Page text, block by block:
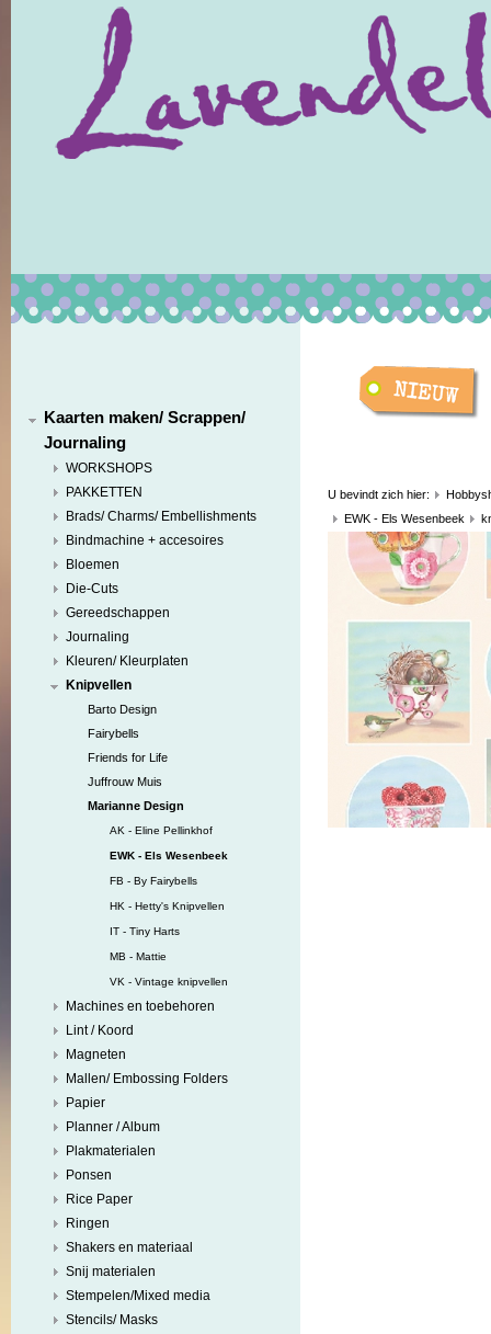
Kaarten maken/ Scrappen/
Journaling
WORKSHOPS
PAKKETTEN
Brads/ Charms/ Embellishments
Bindmachine + accesoires
Bloemen
Die-Cuts
Gereedschappen
Journaling
Kleuren/ Kleurplaten
Knipvellen
Barto Design
Fairybells
Friends for Life
Juffrouw Muis
Marianne Design
AK - Eline Pellinkhof
EWK - Els Wesenbeek
FB - By Fairybells
HK - Hetty's Knipvellen
IT - Tiny Harts
MB - Mattie
VK - Vintage knipvellen
Machines en toebehoren
Lint / Koord
Magneten
Mallen/ Embossing Folders
Papier
Planner / Album
Plakmaterialen
Ponsen
Rice Paper
Ringen
Shakers en materiaal
Snij materialen
Stempelen/Mixed media
Stencils/ Masks
U bevindt zich hier:
EWK - Els Wesenbeek